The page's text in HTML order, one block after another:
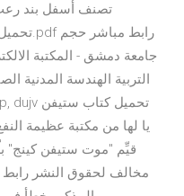
تصنف أسفل بند
التربية الهندسة المدنية
قيِّم "موت ستيفن كينج"
مخالف لحقوق النشر رابط